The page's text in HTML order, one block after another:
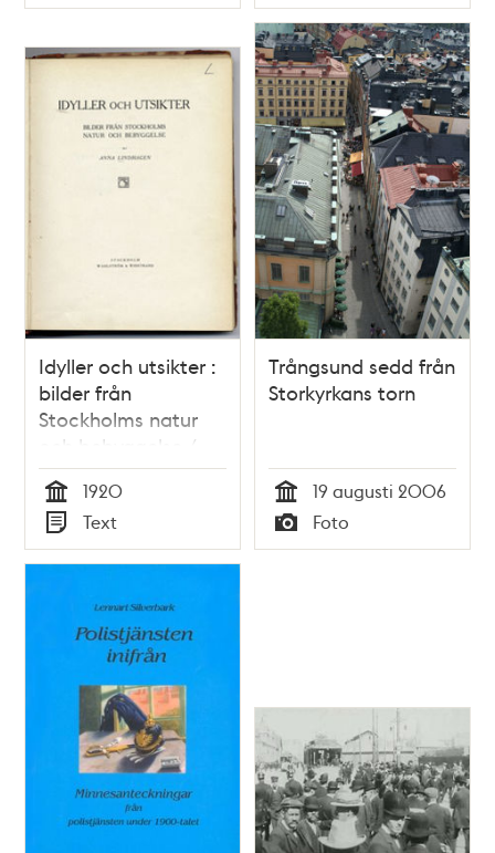
Typ Typ
Idyller och utsikter :
bilder från
Stockholms natur
och bebyggelse /
Anna Lindhagen
Tid
1920
Typ
Text
Trångsund sedd från
Storkyrkans torn
Tid
19 augusti 2006
Typ
Foto